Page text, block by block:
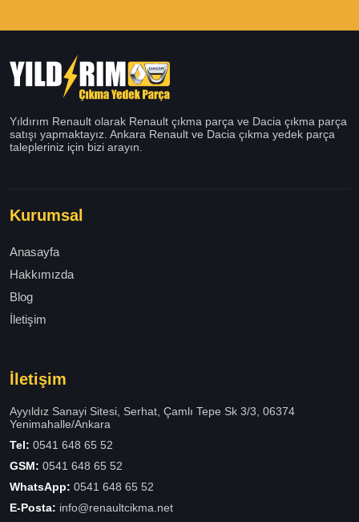
Yıldırım Renault olarak Renault çıkma parça ve Dacia çıkma parça
satışı yapmaktayız. Ankara Renault ve Dacia çıkma yedek parça
talepleriniz için bizi arayın.
Kurumsal
Anasayfa
Hakkımızda
Blog
İletişim
İletişim
Ayyıldız Sanayi Sitesi, Serhat, Çamlı Tepe Sk 3/3, 06374
Yenimahalle/Ankara
Tel: 0541 648 65 52
GSM: 0541 648 65 52
WhatsApp: 0541 648 65 52
E-Posta: info@renaultcikma.net